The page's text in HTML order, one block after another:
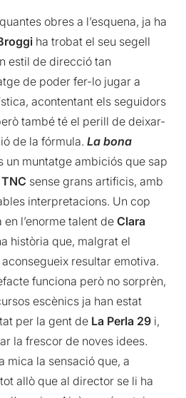
obres a l’esquena, ja ha
ha trobat el seu segell
estil de direcció tan
de poder fer-lo jugar a
acontentant els seguidors
també té el perill de deixar-
de la fórmula.La bona
un muntatge ambiciós que sap
TNC sense grans artificis, amb
interpretacions. Un cop
l’enorme talent deClara
història que, malgrat el
aconsegueix resultar emotiva.
funciona però no sorprèn,
escènics ja han estat
per la gent de La Perla 29 i,
la frescor de noves idees.
mica la sensació que, a
allò que al director se li ha